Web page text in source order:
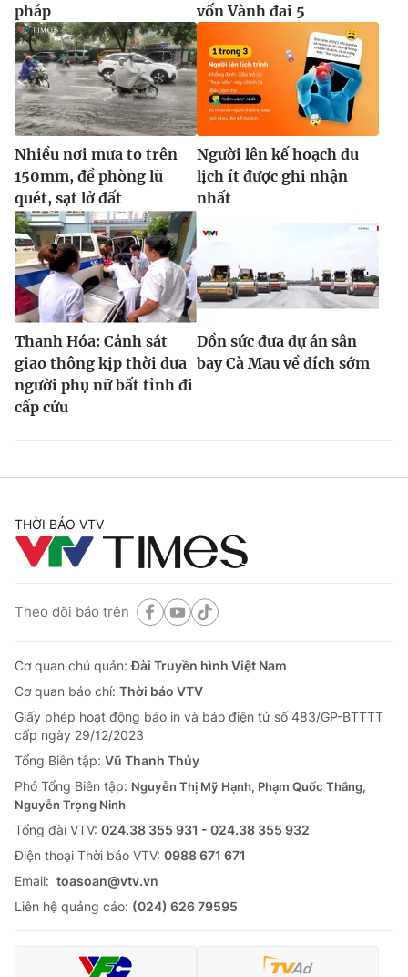
pháp
vốn Vành đai 5
Nhiều nơi mưa to trên
150mm, đề phòng lũ
quét, sạt lở đất
Người lên kế hoạch du
lịch ít được ghi nhận
nhất
Thanh Hóa: Cảnh sát
giao thông kịp thời đưa
người phụ nữ bất tỉnh đi
cấp cứu
Dồn sức đưa dự án sân
bay Cà Mau về đích sớm
THỜI BÁO VTV
Theo dõi báo trên
Cơ quan chủ quản:Đài Truyền hình Việt Nam
Cơ quan báo chí: Thời báo VTV
Giấy phép hoạt động báo in và báo điện tử số 483/GP-BTTTT
cấp ngày 29/12/2023
Tổng Biên tập: Vũ Thanh Thủy
Phó Tổng Biên tập: Nguyễn Thị Mỹ Hạnh, Phạm Quốc Thắng,
Nguyễn Trọng Ninh
Tổng đài VTV: 024.38 355 931 - 024.38 355 932
Ðiện thoại Thời báo VTV: 0988 671 671
Email: toasoan@vtv.vn
Liên hệ quảng cáo: (024) 626 79595